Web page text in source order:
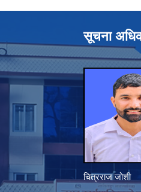
सूचना
चित्रराज जोशी